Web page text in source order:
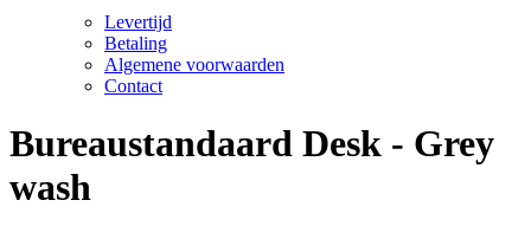
Levertijd
Betaling
Algemene voorwaarden
Contact
Bureaustandaard Desk - Grey
wash